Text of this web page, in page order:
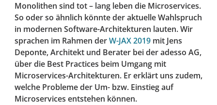
Monolithen sind tot – lang leben die Microservices.
So oder so ähnlich könnte der aktuelle Wahlspruch
in modernen Software-Architekturen lauten. Wir
sprachen im Rahmen derW-JAX 2019 mit Jens
Deponte, Architekt und Berater bei der adesso AG,
über die Best Practices beim Umgang mit
Microservices-Architekturen. Er erklärt uns zudem,
welche Probleme der Um- bzw. Einstieg auf
Microservices entstehen können.